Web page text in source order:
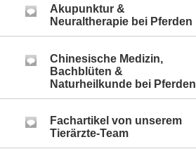
Akupunktur &
Neuraltherapie bei Pferden
Chinesische Medizin,
Bachblüten &
Naturheilkunde bei Pferden
Fachartikel von unserem
Tierärzte-Team